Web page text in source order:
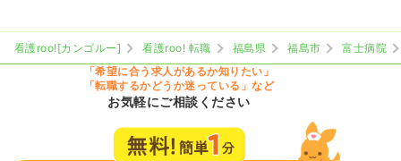
看護roo![カンゴルー] 看護roo! 転職 福島県 福島市
富士病院
「希望に合う求人があるか知りたい」
「転職するかどうか迷っている」など
お気軽にご相談ください